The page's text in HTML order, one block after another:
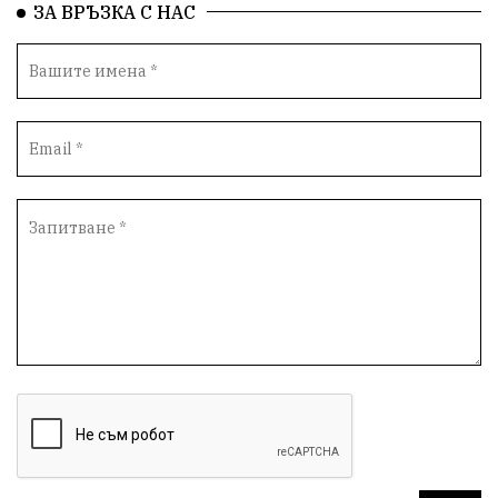
БАБХ Фестивал Андрей Гюров
Инфраструктура Протести инциденти
Дупница
Бюджет 2026 Нападение Изложба
Обществени Поръчки марихуана
Илинденци Пирин Югозапад
ЗА ВРЪЗКА С НАС